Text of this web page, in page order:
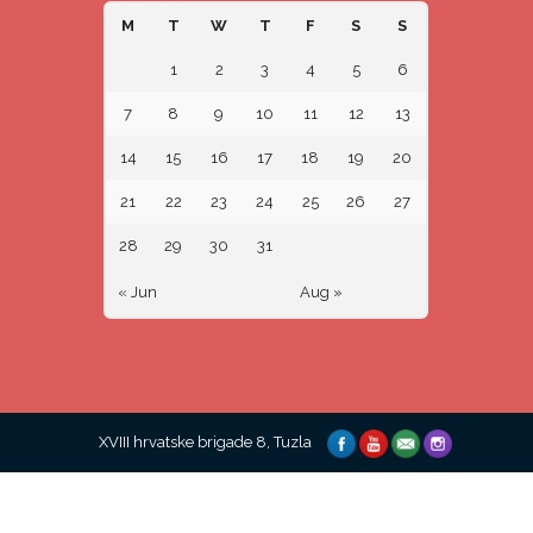
M T W T F S S
« Jun Aug »
1 2 3 4 5 6
7 8 9 10 11 12 13
14 15 16 17 18 19 20
21 22 23 24 25 26 27
28 29 30 31
XVIII hrvatske brigade 8, Tuzla